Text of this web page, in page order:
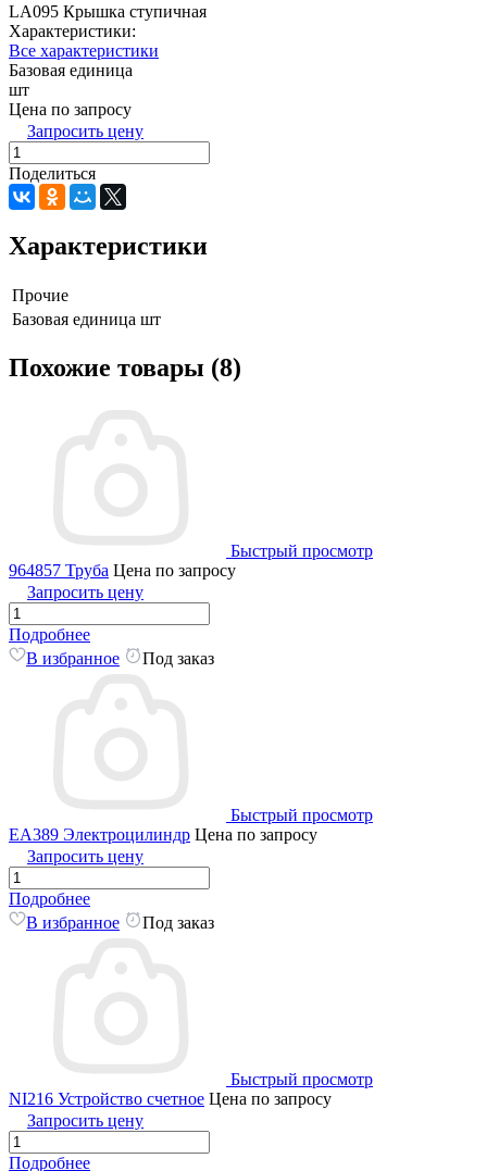
LA095 Крышка ступичная
Характеристики:
Все характеристики
Базовая единица
шт
Цена по запросу
Запросить цену
Поделиться
Характеристики
Прочие
Базовая единица шт
Похожие товары (8)
Быстрый просмотр
964857 Труба Цена по запросу
Запросить цену
Подробнее
В избранное
Под заказ
Быстрый просмотр
EA389 Электроцилиндр Цена по запросу
Запросить цену
Подробнее
В избранное
Под заказ
Быстрый просмотр
NI216 Устройство счетное Цена по запросу
Запросить цену
Подробнее